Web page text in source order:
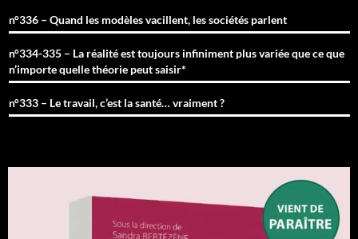
n°336 – Quand les modèles vacillent, les sociétés parlent
n°334-335 – La réalité est toujours infiniment plus variée que ce que
n’importe quelle théorie peut saisir*
n°333 – Le travail, c’est la santé… vraiment ?